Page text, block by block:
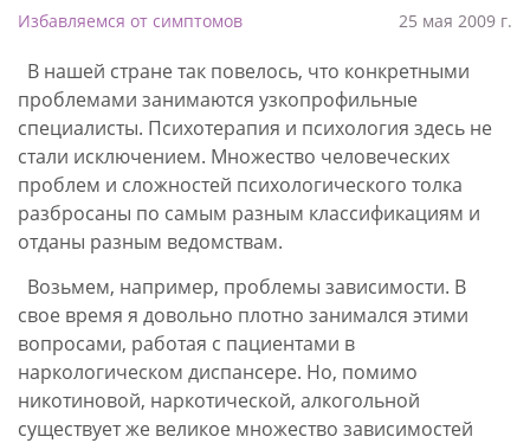
Избавляемся от симптомов 25 мая 2009 г.
В нашей стране так повелось, что конкретными
проблемами занимаются узкопрофильные
специалисты. Психотерапия и психология здесь не
стали исключением. Множество человеческих
проблем и сложностей психологического толка
разбросаны по самым разным классификациям и
отданы разным ведомствам.
Возьмем, например, проблемы зависимости. В
свое время я довольно плотно занимался этими
вопросами, работая с пациентами в
наркологическом диспансере. Но, помимо
никотиновой, наркотической, алкогольной
существует же великое множество зависимостей